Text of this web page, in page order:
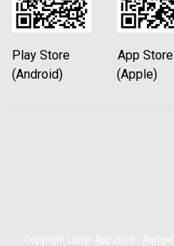
Play Store App Store
(Android) (Apple)